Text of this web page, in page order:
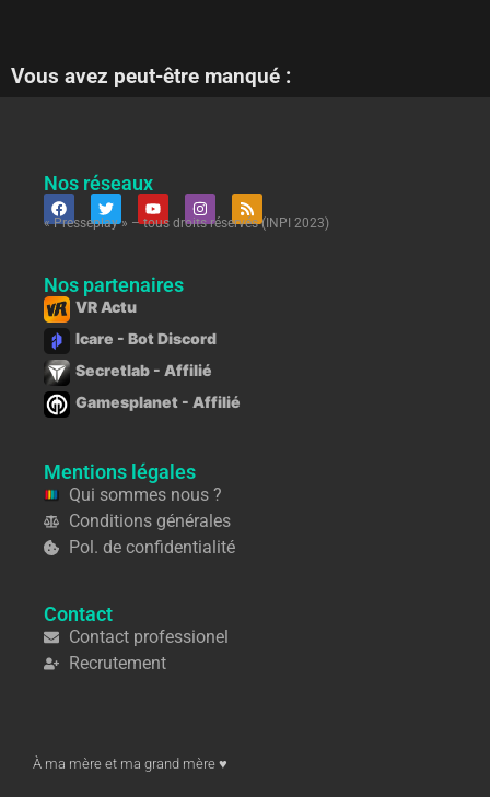
Vous avez peut-être manqué :
Nos réseaux
« Presseplay » – tous droits réservés (INPI 2023)
Nos partenaires
VR Actu
Icare - Bot Discord
Secretlab - Affilié
Gamesplanet - Affilié
Mentions légales
Qui sommes nous ?
Conditions générales
Pol. de confidentialité
Contact
Contact professionel
Recrutement
À ma mère et ma grand mère ♥︎